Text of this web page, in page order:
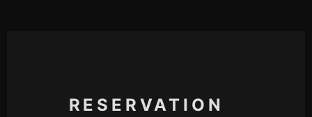
RESERVATION